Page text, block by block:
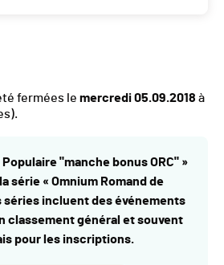
fermées le mercredi 05.09.2018 à
Populaire "manche bonus ORC" »
série « Omnium Romand de
séries incluent des événements
classement général et souvent
pour les inscriptions.